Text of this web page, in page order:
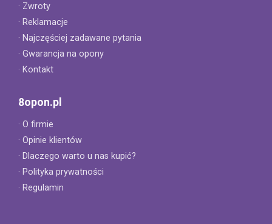
· Zwroty
· Reklamacje
· Najczęściej zadawane pytania
· Gwarancja na opony
· Kontakt
8opon.pl
· O firmie
· Opinie klientów
· Dlaczego warto u nas kupić?
· Polityka prywatności
· Regulamin